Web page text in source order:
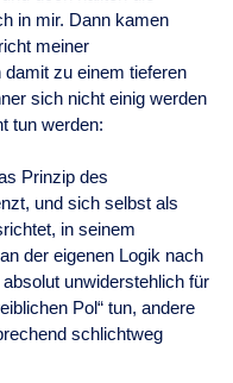
in mir. Dann kamen
meiner
zu einem tieferen
sich nicht einig werden
tun werden:
Prinzip des
und sich selbst als
in seinem
der eigenen Logik nach
unwiderstehlich für
Pol“ tun, andere
schlichtweg